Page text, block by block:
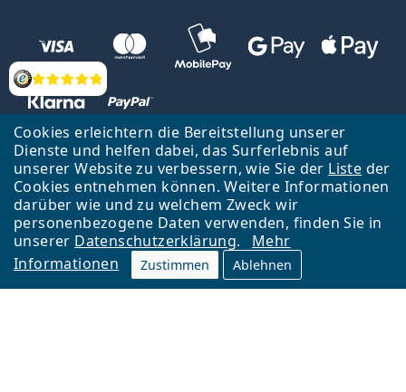
Cookies erleichtern die Bereitstellung unserer
Dienste und helfen dabei, das Surferlebnis auf
unserer Website zu verbessern, wie Sie der Liste der
Cookies entnehmen können. Weitere Informationen
darüber wie und zu welchem Zweck wir
personenbezogene Daten verwenden, finden Sie in
unserer Datenschutzerklärung.
Mehr
Informationen
Zustimmen Ablehnen
Bewertung
Zurück zur Hauptseite
Nach oben
Lentiamo s.r.o., Tschechien ist Eigentümer und Betreiber des Online-
Shops Lentiamo.de
Seit 18 Jahren sind wir für Sie da.